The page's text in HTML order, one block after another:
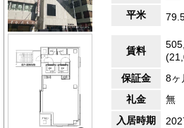
を構える方にとって非常に魅力的
駅からの距離
設備
耐震性
エントランス
平米
賃料
保証金
8ヶ
礼金
無
入居時期